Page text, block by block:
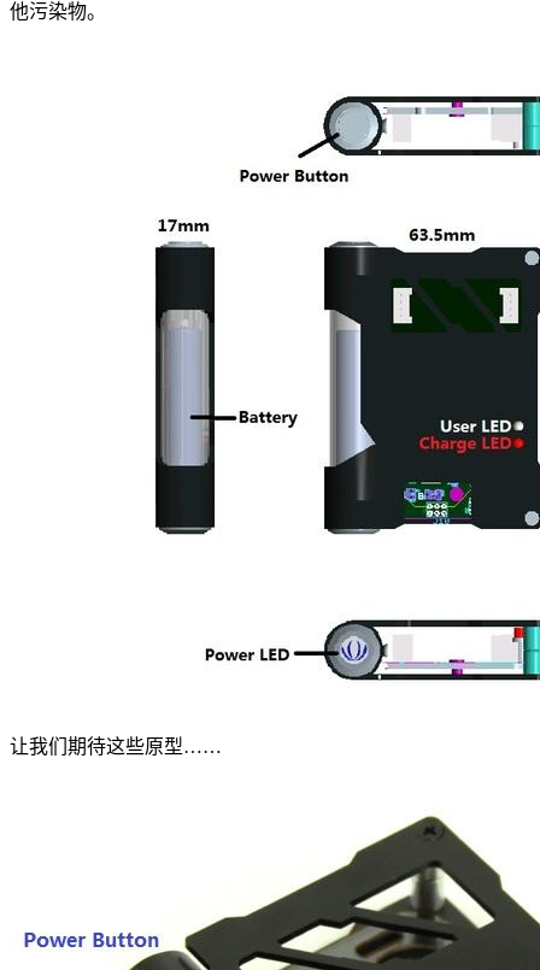
他污染物。
让我们期待这些原型……